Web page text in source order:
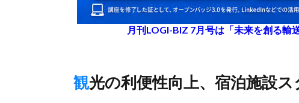
月刊LOGI-BIZ 7月号は「未来を創る輸
観光の利便性向上、宿泊施設